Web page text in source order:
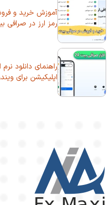
رمز ارز در صرافی
اپلیکیشن برای